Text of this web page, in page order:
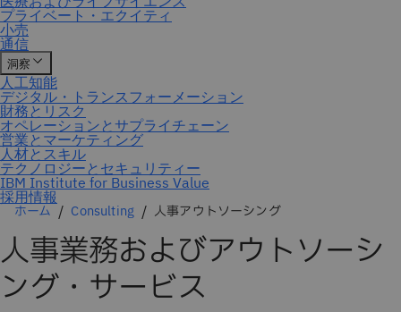
ホーム Consulting 人事アウトソーシング
人事業務およびアウトソーシ
ング・サービス